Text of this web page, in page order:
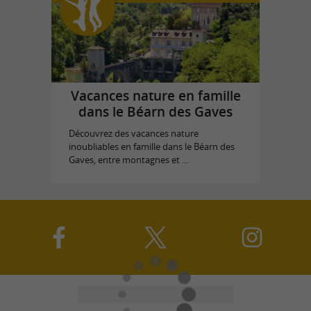
Vacances nature en famille
dans le Béarn des Gaves
Découvrez des vacances nature
inoubliables en famille dans le Béarn des
Gaves, entre montagnes et ...